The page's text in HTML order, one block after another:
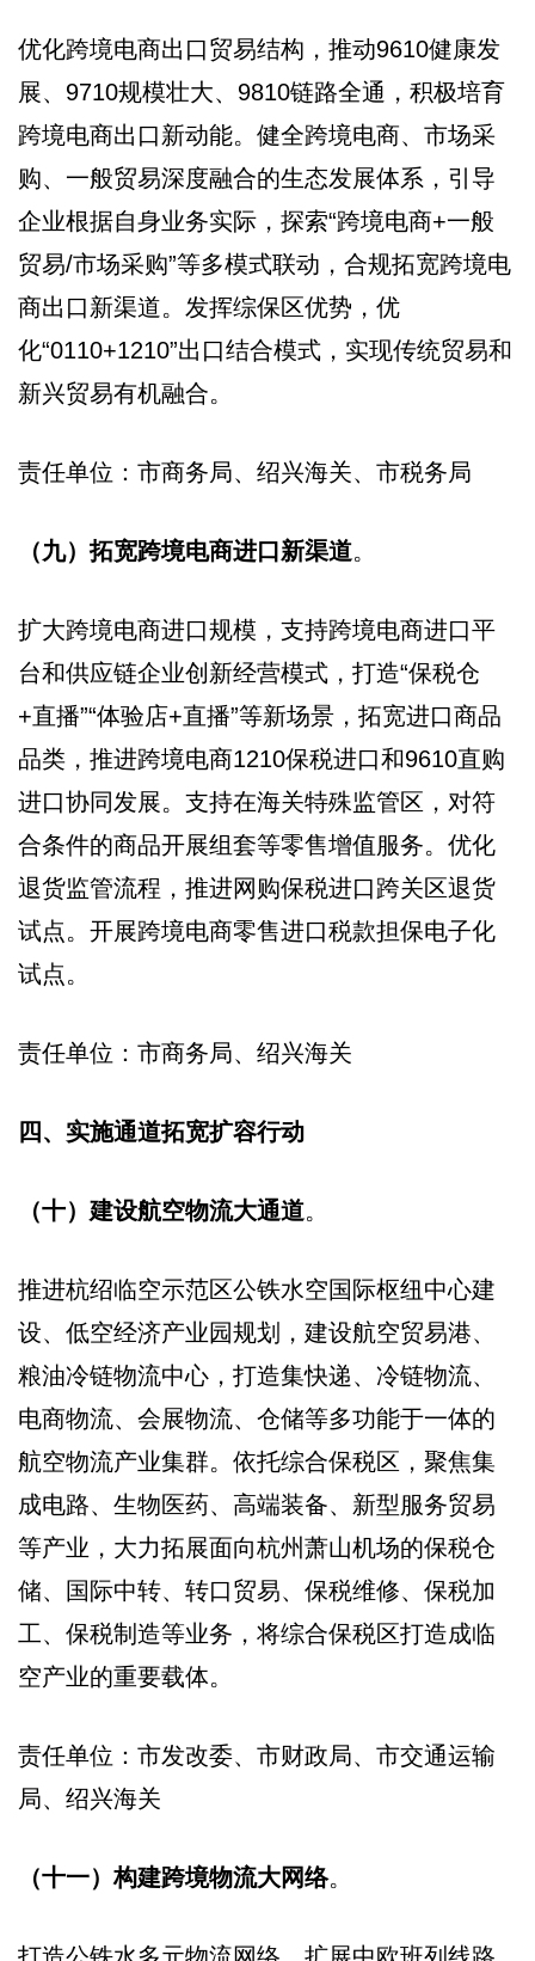
优化跨境电商出口贸易结构，推动9610健康发
展、9710规模壮大、9810链路全通，积极培育
跨境电商出口新动能。健全跨境电商、市场采
购、一般贸易深度融合的生态发展体系，引导
企业根据自身业务实际，探索“跨境电商+一般
贸易/市场采购”等多模式联动，合规拓宽跨境电
商出口新渠道。发挥综保区优势，优
化“0110+1210”出口结合模式，实现传统贸易和
新兴贸易有机融合。
责任单位：市商务局、绍兴海关、市税务局
（九）拓宽跨境电商进口新渠道。
扩大跨境电商进口规模，支持跨境电商进口平
台和供应链企业创新经营模式，打造“保税仓
+直播”“体验店+直播”等新场景，拓宽进口商品
品类，推进跨境电商1210保税进口和9610直购
进口协同发展。支持在海关特殊监管区，对符
合条件的商品开展组套等零售增值服务。优化
退货监管流程，推进网购保税进口跨关区退货
试点。开展跨境电商零售进口税款担保电子化
试点。
责任单位：市商务局、绍兴海关
四、实施通道拓宽扩容行动
（十）建设航空物流大通道。
推进杭绍临空示范区公铁水空国际枢纽中心建
设、低空经济产业园规划，建设航空贸易港、
粮油冷链物流中心，打造集快递、冷链物流、
电商物流、会展物流、仓储等多功能于一体的
航空物流产业集群。依托综合保税区，聚焦集
成电路、生物医药、高端装备、新型服务贸易
等产业，大力拓展面向杭州萧山机场的保税仓
储、国际中转、转口贸易、保税维修、保税加
工、保税制造等业务，将综合保税区打造成临
空产业的重要载体。
责任单位：市发改委、市财政局、市交通运输
局、绍兴海关
（十一）构建跨境物流大网络。